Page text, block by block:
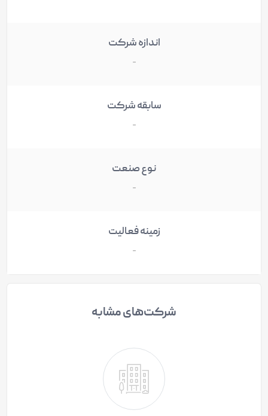
اندازه شرکت
-
سابقه شرکت
-
نوع صنعت
-
زمینه فعالیت
-
شرکت‌های مشابه